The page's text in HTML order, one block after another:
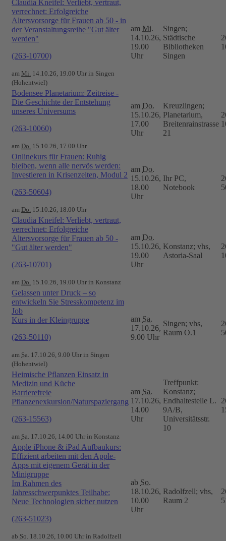
Claudia Kneifel: Verliebt, vertraut,
verrechnet: Erfolgreiche
Altersvorsorge für Frauen ab 50 - in
der Veranstaltungsreihe "Gut älter
werden"
(263-10700)
am Mi. 14.10.26, 19.00 Uhr in Singen
(Hohentwiel)
am Mi.
14.10.26,
19.00
Uhr
Singen;
Städtische
Bibliotheken
Singen
Bodensee Planetarium: Zeitreise -
Die Geschichte der Entstehung
unseres Universums
(263-10060)
am Do. 15.10.26, 17.00 Uhr
am Do.
15.10.26,
17.00
Uhr
Kreuzlingen;
Planetarium,
Breitenrainstrasse
21
Onlinekurs für Frauen: Ruhig
bleiben, wenn alle nervös werden:
Investieren in Krisenzeiten, Modul 2
(263-50604)
am Do. 15.10.26, 18.00 Uhr
am Do.
15.10.26,
18.00
Uhr
Ihr PC,
Notebook
Claudia Kneifel: Verliebt, vertraut,
verrechnet: Erfolgreiche
Altersvorsorge für Frauen ab 50 -
"Gut älter werden"
(263-10701)
am Do. 15.10.26, 19.00 Uhr in Konstanz
am Do.
15.10.26,
19.00
Uhr
Konstanz; vhs,
Astoria-Saal
Gelassen unter Druck – so
entwickeln Sie Stresskompetenz im
Job
Kurs in der Kleingruppe
(263-50110)
am Sa. 17.10.26, 9.00 Uhr in Singen
(Hohentwiel)
am Sa.
17.10.26,
9.00 Uhr
Singen; vhs,
Raum O.1
Heimische Pflanzen Einsatz in
Medizin und Küche
Barrierefreie
Pflanzenexkursion/Naturspaziergang
(263-15563)
am Sa. 17.10.26, 14.00 Uhr in Konstanz
am Sa.
17.10.26,
14.00
Uhr
Treffpunkt:
Konstanz;
Endhaltestelle L.
9A/B,
Universitätsstr.
10
Apple iPhone & iPad Aufbaukurs:
Effizient arbeiten mit den Apple-
Apps mit eigenem Gerät in der
Minigruppe
Im Rahmen des
Jahresschwerpunktes Teilhabe:
Neue Technologien sicher nutzen
(263-51023)
ab So. 18.10.26, 10.00 Uhr in Radolfzell
ab So.
18.10.26,
10.00
Uhr
Radolfzell; vhs,
Raum 2